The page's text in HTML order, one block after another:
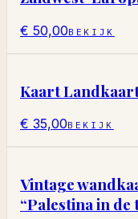
€ 50,00BEKIJK
Kaart
€ 35,00BEKIJK
Vintage
“Palestina in de